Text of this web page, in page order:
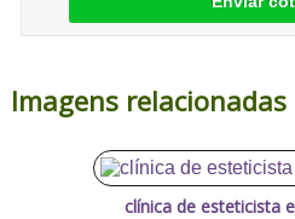
Imagens relacionadas
clínica de esteticista